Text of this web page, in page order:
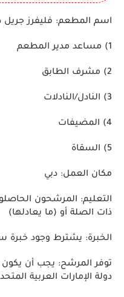
اسم المطعم: فليفرز جريل
1) مساعد مدير المطعم
2) مشرف الطابق
3) النادل/النادلات
4) المضيفات
5) السقاة
مكان العمل: دبي
التعليم: المرشحون
ذات الصلة أو (ما يعادلها)
الخبرة: يشترط وجود خبرة
توفر المرشح: يجب أن يكون
دولة الإمارات العربية